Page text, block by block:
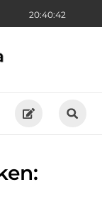
20:40:44